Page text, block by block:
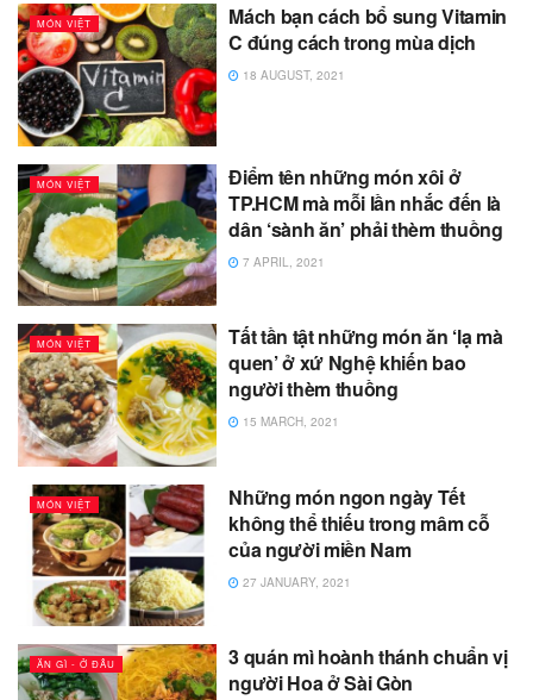
MÓN VIỆT
Mách bạn cách bổ sung Vitamin
C đúng cách trong mùa dịch
18 AUGUST, 2021
MÓN VIỆT
Điểm tên những món xôi ở
TP.HCM mà mỗi lần nhắc đến là
dân ‘sành ăn’ phải thèm thuồng
7 APRIL, 2021
MÓN VIỆT
Tất tần tật những món ăn ‘lạ mà
quen’ ở xứ Nghệ khiến bao
người thèm thuồng
15 MARCH, 2021
MÓN VIỆT
Những món ngon ngày Tết
không thể thiếu trong mâm cỗ
của người miền Nam
27 JANUARY, 2021
ĂN GÌ - Ở ĐÂU
3 quán mì hoành thánh chuẩn vị
người Hoa ở Sài Gòn